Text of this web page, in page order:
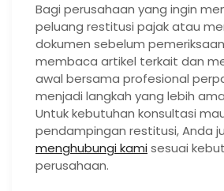
Bagi perusahaan yang ingin
peluang restitusi pajak atau
dokumen sebelum
membaca artikel terkait dan
awal bersama profesional
menjadi langkah yang lebih
Untuk kebutuhan konsultasi
pendampingan restitusi, Anda
menghubungi kamisesuai
perusahaan.